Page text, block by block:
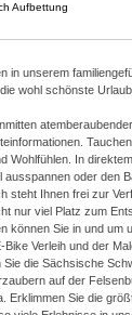
Aufbettung
in unserem
wohl schönste
Wohlfühlen. In
ausspannen oder den
steht Ihnen frei zur
nur viel Platz zum
können Sie in und um
Bike Verleih und der
die Sächsische
auf der
Erklimmen Sie die